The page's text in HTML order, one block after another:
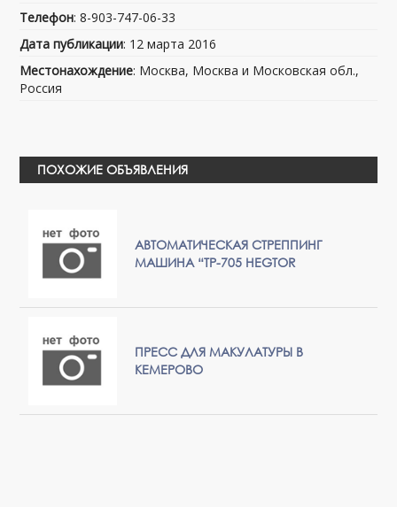
Телефон: 8-903-747-06-33
Дата публикации: 12 марта 2016
Местонахождение: Москва, Москва и Московская обл.,
Россия
ПОХОЖИЕ ОБЪЯВЛЕНИЯ
АВТОМАТИЧЕСКАЯ СТРЕППИНГ
МАШИНА “ТР-705 HEGTOR
ПРЕСС ДЛЯ МАКУЛАТУРЫ В
КЕМЕРОВО